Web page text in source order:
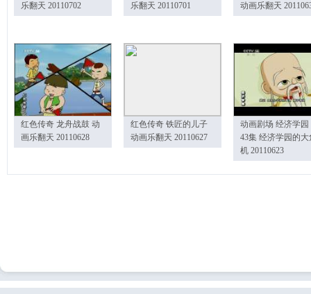
乐翻天 20110702
乐翻天 20110701
动画乐翻天
红色传奇 龙舟战鼓 动
画乐翻天 20110628
红色传奇 铁匠的儿子
动画乐翻天 20110627
动画剧场 经济学园
43集 经济学园的大
机 20110623